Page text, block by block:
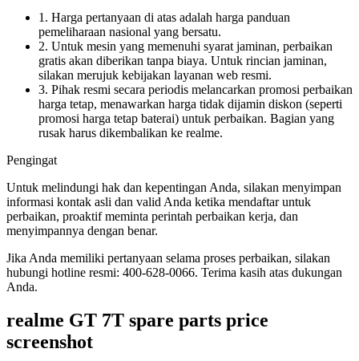
1. Harga pertanyaan di atas adalah harga panduan
pemeliharaan nasional yang bersatu.
2. Untuk mesin yang memenuhi syarat jaminan, perbaikan
gratis akan diberikan tanpa biaya. Untuk rincian jaminan,
silakan merujuk kebijakan layanan web resmi.
3. Pihak resmi secara periodis melancarkan promosi perbaikan
harga tetap, menawarkan harga tidak dijamin diskon (seperti
promosi harga tetap baterai) untuk perbaikan. Bagian yang
rusak harus dikembalikan ke realme.
Pengingat
Untuk melindungi hak dan kepentingan Anda, silakan menyimpan
informasi kontak asli dan valid Anda ketika mendaftar untuk
perbaikan, proaktif meminta perintah perbaikan kerja, dan
menyimpannya dengan benar.
Jika Anda memiliki pertanyaan selama proses perbaikan, silakan
hubungi hotline resmi: 400-628-0066. Terima kasih atas dukungan
Anda.
realme GT 7T spare parts price
screenshot